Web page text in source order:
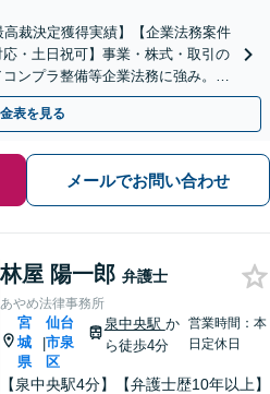
高裁決定獲得実績】【企業法務案件
・土日祝可】事業・株式・取引の
ンプラ整備等企業法務に強み。株
題まで幅広く対応！
表を見る
メールでお問い合わせ
林屋 陽一郎 弁護士
あやめ法律事務所
宮
城
県
|
仙台
市泉
区
泉中央駅 か
ら徒歩4分
営業時間：本
日定休日
【泉中央駅4分】【弁護士歴10年以上】